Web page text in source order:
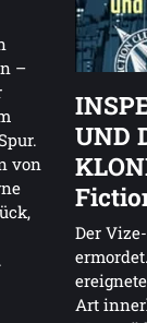
–
von
UND
Der
Art